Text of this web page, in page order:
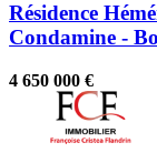
Résidence
Condamine -
4 650 000 €